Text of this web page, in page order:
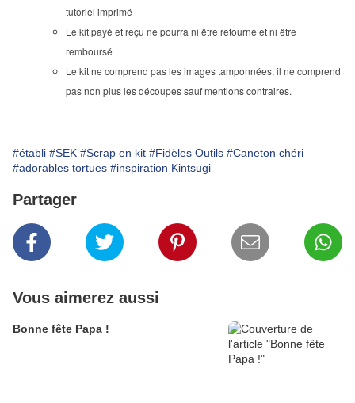
tutoriel imprimé
Le kit payé et reçu ne pourra ni être retourné et ni être
remboursé
Le kit ne comprend pas les images tamponnées, il ne comprend
pas non plus les découpes sauf mentions contraires.
#établi #SEK #Scrap en kit #Fidèles Outils #Caneton chéri
#adorables tortues #inspiration Kintsugi
Partager
Vous aimerez aussi
Bonne fête Papa !